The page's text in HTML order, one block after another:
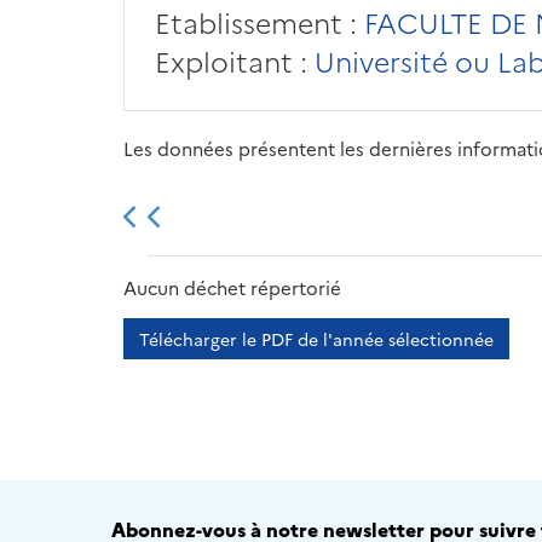
Etablissement : FACULTE
Exploitant : Université ou
Les données présentent les dernières
2013 2014
Aucun déchet répertorié
Télécharger le PDF de l'année sélectionnée
Abonnez-vous à notre newsletter pour suivre